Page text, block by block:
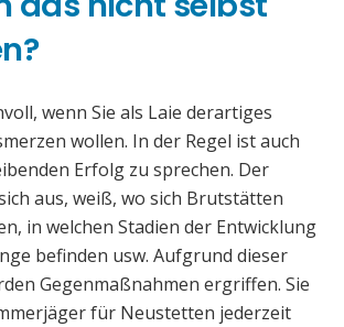
wenn Sie als Laie derartiges
wollen. In der Regel ist auch
Erfolg zu sprechen. Der
aus, weiß, wo sich Brutstätten
in welchen Stadien der Entwicklung
befinden usw. Aufgrund dieser
Gegenmaßnahmen ergriffen. Sie
für Neustetten jederzeit